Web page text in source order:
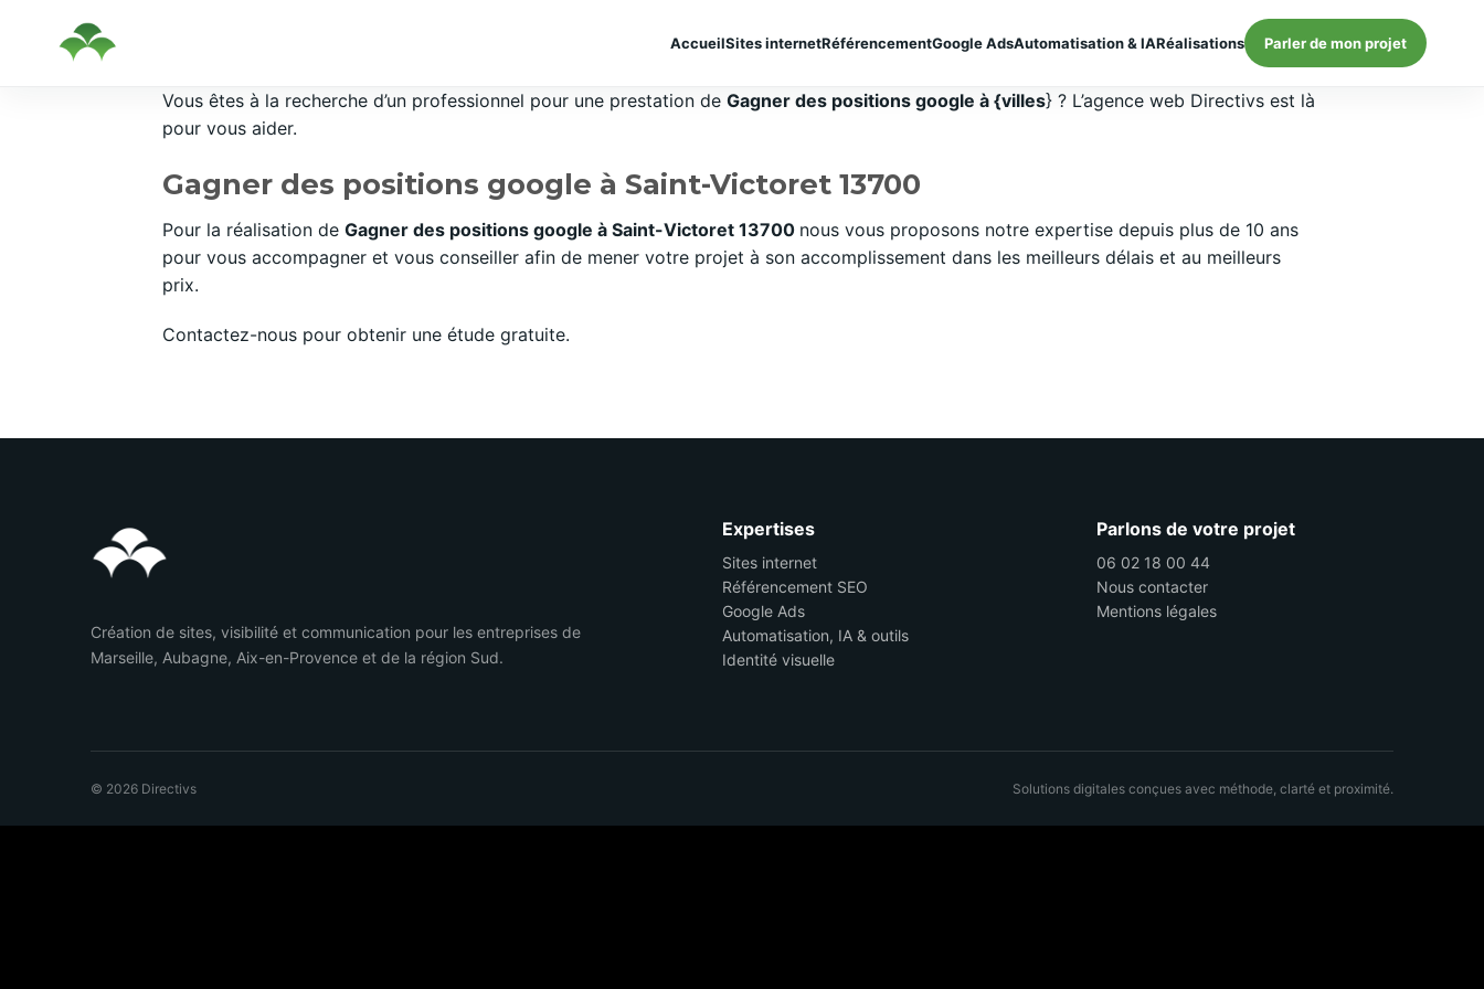
AccueilSites internetRéférencementGoogle AdsAutomatisation & IARéalisations Parler de mon projet
Vous êtes à la recherche d’un professionnel pour une prestation de Gagner des positions google à {villes} ? L’agence web Directivs est là
pour vous aider.
Gagner des positions google à Saint-Victoret 13700
Pour la réalisation de Gagner des positions google à Saint-Victoret 13700 nous vous proposons notre expertise depuis plus de 10 ans
pour vous accompagner et vous conseiller afin de mener votre projet à son accomplissement dans les meilleurs délais et au meilleurs
prix.
Contactez-nous pour obtenir une étude gratuite.
Création de sites, visibilité et communication pour les entreprises de
Marseille, Aubagne, Aix-en-Provence et de la région Sud.
Expertises
Sites internet
Référencement SEO
Google Ads
Automatisation, IA & outils
Identité visuelle
Parlons de votre projet
06 02 18 00 44
Nous contacter
Mentions légales
© 2026 Directivs Solutions digitales conçues avec méthode, clarté et proximité.